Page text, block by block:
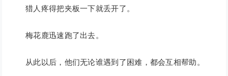
猎人疼得把夹板一下就丢开了。
梅花鹿迅速跑了出去。
从此以后，他们无论谁遇到了困难，都会互相帮助。